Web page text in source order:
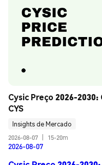
Cysic Preço 2026-
CYS
Insights de Mercado
2026-08-07
15-20m
2026-08-07